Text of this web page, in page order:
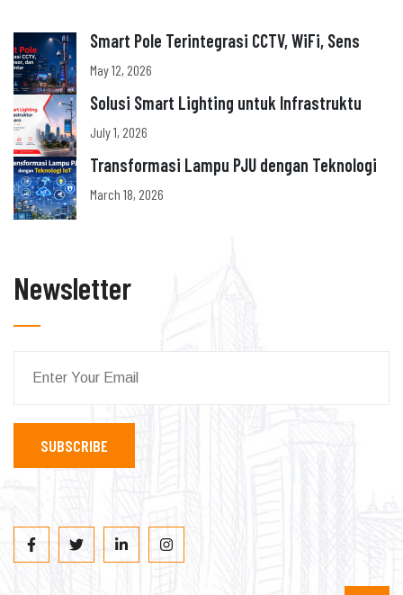
Smart Pole Terintegrasi CCTV, WiFi, Sens
May 12, 2026
Solusi Smart Lighting untuk Infrastruktu
July 1, 2026
Transformasi Lampu PJU dengan Teknologi
March 18, 2026
Newsletter
SUBSCRIBE